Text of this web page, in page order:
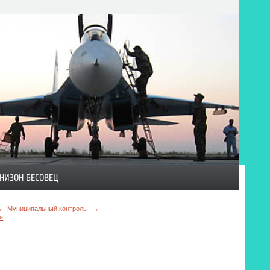
БЕСОВЕЦ
Муниципальный контроль
→